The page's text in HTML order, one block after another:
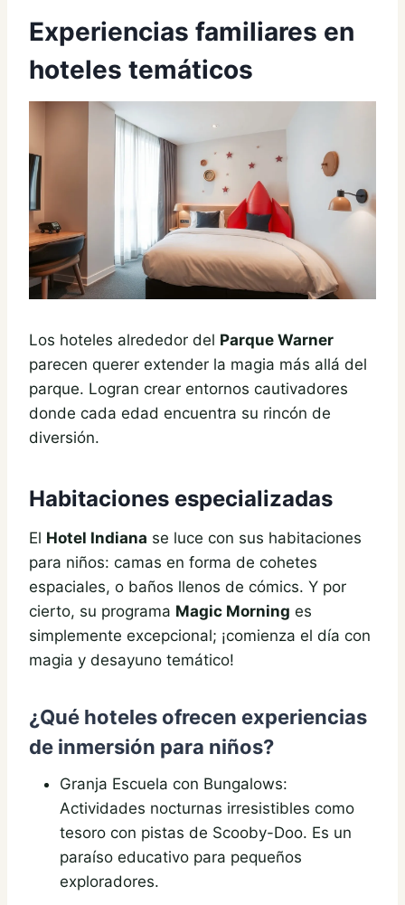
Experiencias familiares en
hoteles temáticos
Los hoteles alrededor del Parque Warner
parecen querer extender la magia más allá del
parque. Logran crear entornos cautivadores
donde cada edad encuentra su rincón de
diversión.
Habitaciones especializadas
El Hotel Indiana se luce con sus habitaciones
para niños: camas en forma de cohetes
espaciales, o baños llenos de cómics. Y por
cierto, su programa Magic Morning es
simplemente excepcional; ¡comienza el día con
magia y desayuno temático!
¿Qué hoteles ofrecen experiencias
de inmersión para niños?
Granja Escuela con Bungalows:
Actividades nocturnas irresistibles como
tesoro con pistas de Scooby-Doo. Es un
paraíso educativo para pequeños
exploradores.